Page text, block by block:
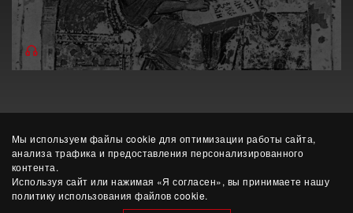
Мы используем файлы cookie для оптимизации работы сайта,
анализа трафика и предоставления персонализированного
контента.
Используя сайт или нажимая «Я согласен», вы принимаете нашу
политику использования файлов cookie.